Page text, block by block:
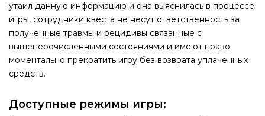
утаил данную информацию и она выяснилась в процессе
игры, сотрудники квеста не несут ответственность за
полученные травмы и рецидивы связанные с
вышеперечисленными состояниями и имеют право
моментально прекратить игру без возврата уплаченных
средств.
Доступные режимы игры: